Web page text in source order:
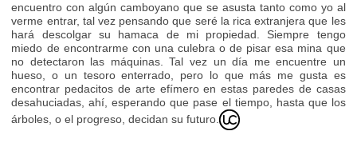
encuentro con algún camboyano que se asusta tanto como yo al
verme entrar, tal vez pensando que seré la rica extranjera que les
hará descolgar su hamaca de mi propiedad. Siempre tengo
miedo de encontrarme con una culebra o de pisar esa mina que
no detectaron las máquinas. Tal vez un día me encuentre un
hueso, o un tesoro enterrado, pero lo que más me gusta es
encontrar pedacitos de arte efímero en estas paredes de casas
desahuciadas, ahí, esperando que pase el tiempo, hasta que los
árboles, o el progreso, decidan su futuro.